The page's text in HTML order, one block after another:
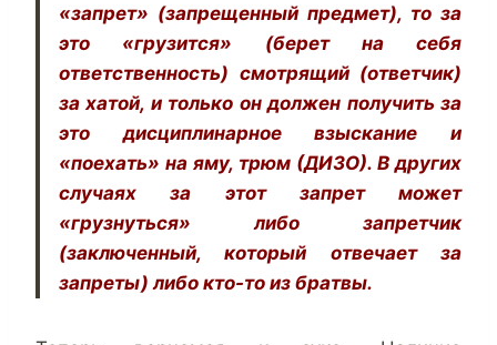
«запрет» (запрещенный предмет), то за
это «грузится» (берет на себя
ответственность) смотрящий (ответчик)
за хатой, и только он должен получить за
это дисциплинарное взыскание и
«поехать» на яму, трюм (ДИЗО). В других
случаях за этот запрет может
«грузнуться» либо запретчик
(заключенный, который отвечает за
запреты) либо кто-то из братвы.